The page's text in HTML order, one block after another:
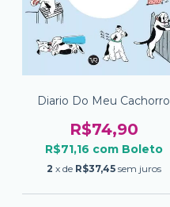
Diario Do Meu Cachorro
R$74,90
R$71,16 com Boleto
2 x de R$37,45 sem juros